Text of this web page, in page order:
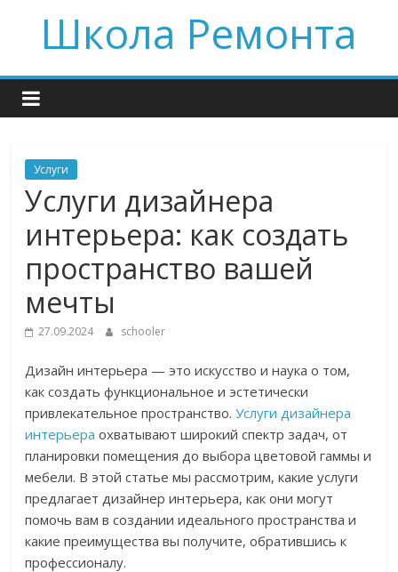
contentШкола Ремонта
Услуги
Услуги дизайнера
интерьера: как создать
пространство вашей
мечты
27.09.2024 schooler
Дизайн интерьера — это искусство и наука о том,
как создать функциональное и эстетически
привлекательное пространство.Услуги дизайнера
интерьера охватывают широкий спектр задач, от
планировки помещения до выбора цветовой гаммы и
мебели. В этой статье мы рассмотрим, какие услуги
предлагает дизайнер интерьера, как они могут
помочь вам в создании идеального пространства и
какие преимущества вы получите, обратившись к
профессионалу.